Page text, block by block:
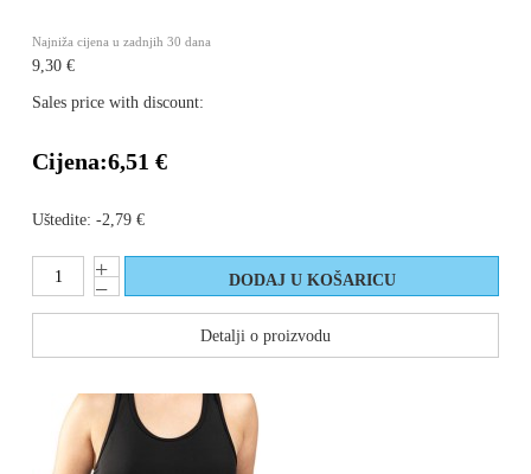
Najniža cijena u zadnjih 30 dana
9,30 €
Sales price with discount:
Cijena:6,51 €
Uštedite: -2,79 €
Detalji o proizvodu